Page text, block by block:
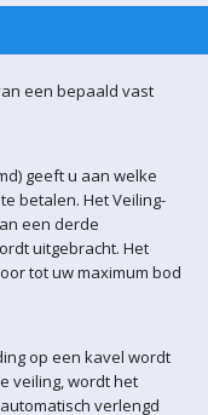
een bepaald vast
geeft u aan welke
betalen. Het Veiling-
een derde
uitgebracht. Het
tot uw maximum bod
op een kavel wordt
veiling, wordt het
verlengd